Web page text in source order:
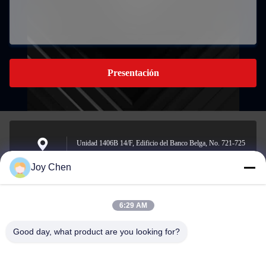
Presentación
Unidad 1406B 14/F, Edificio del Banco Belga, No. 721-725
El correo
electrónico
Joy Chen
6:29 AM
Good day, what product are you looking for?